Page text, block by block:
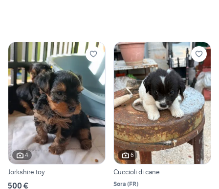
4
Jorkshire toy
500 €
6
Cuccioli di cane
Sora (FR)